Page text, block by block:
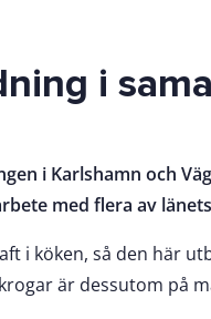
i
i Karlshamn och
med flera av
i köken, så den här
är dessutom på